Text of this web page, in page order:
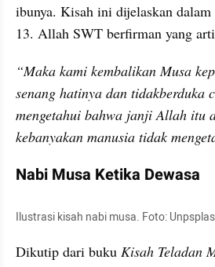
ibunya. Kisah ini dijelaskan dalam
13. Allah SWT berfirman yang
“Maka kami kembalikan Musa
senang hatinya dan tidakberduka
mengetahui bahwa janji Allah itu
kebanyakan manusia tidak
Nabi Musa Ketika Dewasa
Ilustrasi kisah nabi musa. Foto:
Dikutip dari buku